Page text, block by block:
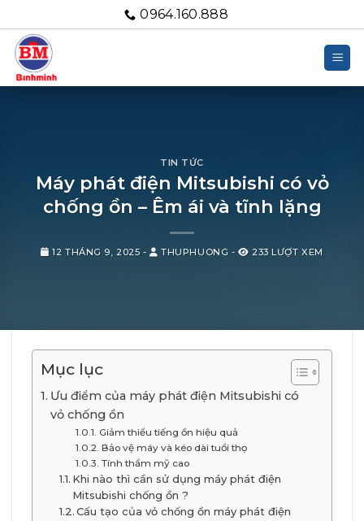
qua
nội
dung
0964.160.888
TIN TỨC
Máy phát điện Mitsubishi có vỏ
chống ồn – Êm ái và tĩnh lặng
12 THÁNG 9, 2025 - THUPHUONG - 233 LƯỢT XEM
Mục lục
Ưu điểm của máy phát điện Mitsubishi có
vỏ chống ồn
Giảm thiểu tiếng ồn hiệu quả
Bảo vệ máy và kéo dài tuổi thọ
Tính thẩm mỹ cao
Khi nào thì cần sử dụng máy phát điện
Mitsubishi chống ồn ?
Cấu tạo của vỏ chống ồn máy phát điện